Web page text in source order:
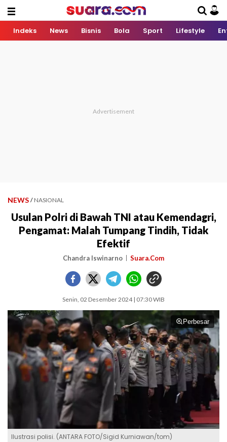
Indeks News Bisnis Bola Sport Lifestyle
NEWS / NASIONAL
Usulan Polri di Bawah TNI atau Kemendagri,
Pengamat: Malah Tumpang Tindih, Tidak
Efektif
Chandra Iswinarno Suara.Com
Senin, 02 Desember 2024 | 07:30 WIB
Perbesar
Ilustrasi polisi. (ANTARA FOTO/Sigid Kurniawan/tom)